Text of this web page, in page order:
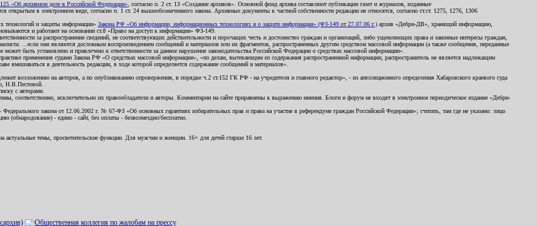
«Об архивном деле в Российской Федерации» , согласно п. 2 ст. 13 «Создание архивов». Основной фонд архива составляют публикации газет и журналов, изданные
в электронном виде, согласно п. 1 ст. 24 вышеобозначенного закона. Архивные документы к частной собственности редакции не относятся, согласно ст.ст. 1275, 1276, 1306
технологий и защиты информации» Закона РФ «Об информации, информационных технологиях и о защите информации» (ФЗ-149 от 27.07.06 г.) архив «Дебри-ДВ», хранящий информацию,
и работают на основании ст.8 «Право на доступ к информации» ФЗ-149.
за распространение сведений, не соответствующих действительности и порочащих честь и достоинство граждан и организаций, либо ущемляющих права и законные интересы граждан,
...если они являются дословным воспроизведением сообщений и материалов или их фрагментов, распространенных другим средством массовой информации (а также сообщения, переданные
быть установлено и привлечено к ответственности за данное нарушение законодательства Российской Федерации о средствах массовой информации».
применения судами Закона РФ «О средствах массовой информации», «по делам, вытекающим из содержания распространенной информации, распространитель не является надлежащим
вмешиваться в деятельность редакции, в ходе которой определяется содержание сообщений и материалов».
возложению на авторов, а по опубликованию опровержения, в порядке ч.2 ст.152 ГК РФ - на учредителя и главного редактор», - из апелляционного определения Хабаровского краевого суда
Н.В.Пестовой.
с авторами.
соответственно, исключительно их правообладатели и авторы. Комментарии на сайте приравнены к выражению мнения. Блоги и форум не входят в электронное периодическое издание «Дебри-
закона от 12.06.2002 г. № 67-ФЗ «Об основных гарантиях избирательных прав и права на участие в референдуме граждан Российской Федерации»; считать, там где не указано: лицо
(обнародование) - едино - сайт, без оплаты - безвозмездно/бесплатно.
актуальные темы, просветительские функции. Для мужчин и женщин. 16+ для детей старше 16 лет.